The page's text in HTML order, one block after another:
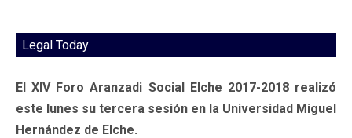
Legal Today
El XIV Foro Aranzadi Social Elche 2017-2018 realizó
este lunes su tercera sesión en la Universidad Miguel
Hernández de Elche.